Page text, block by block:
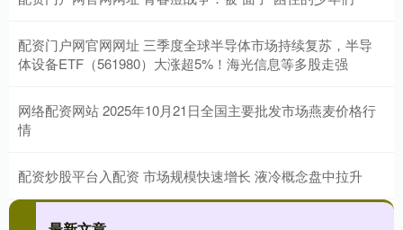
配资门户网官网网址 三季度全球半导体市场持续复苏，半导
体设备ETF（561980）大涨超5%！海光信息等多股走强
网络配资网站 2025年10月21日全国主要批发市场燕麦价格行
情
配资炒股平台入配资 市场规模快速增长 液冷概念盘中拉升